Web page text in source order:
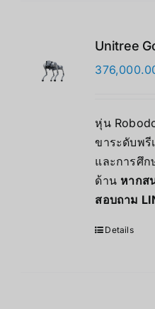
Unitree
หุ่น
ขาระดับพ
และการศึ
ด้าน หากส
สอบถาม
Details